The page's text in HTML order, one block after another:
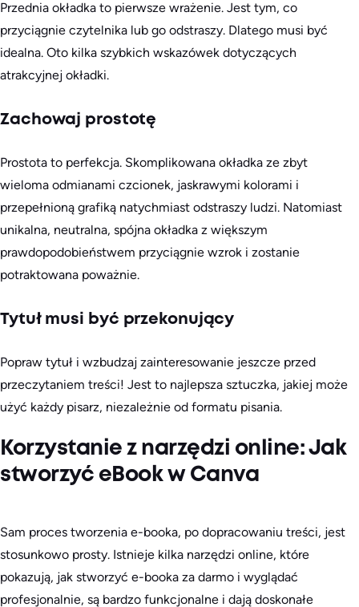
Przednia okładka to pierwsze wrażenie. Jest tym, co
przyciągnie czytelnika lub go odstraszy. Dlatego musi być
idealna. Oto kilka szybkich wskazówek dotyczących
atrakcyjnej okładki.
Zachowaj prostotę
Prostota to perfekcja. Skomplikowana okładka ze zbyt
wieloma odmianami czcionek, jaskrawymi kolorami i
przepełnioną grafiką natychmiast odstraszy ludzi. Natomiast
unikalna, neutralna, spójna okładka z większym
prawdopodobieństwem przyciągnie wzrok i zostanie
potraktowana poważnie.
Tytuł musi być przekonujący
Popraw tytuł i wzbudzaj zainteresowanie jeszcze przed
przeczytaniem treści! Jest to najlepsza sztuczka, jakiej może
użyć każdy pisarz, niezależnie od formatu pisania.
Korzystanie z narzędzi online: Jak
stworzyć eBook w Canva
Sam proces tworzenia e-booka, po dopracowaniu treści, jest
stosunkowo prosty. Istnieje kilka narzędzi online, które
pokazują, jak stworzyć e-booka za darmo i wyglądać
profesjonalnie, są bardzo funkcjonalne i dają doskonałe